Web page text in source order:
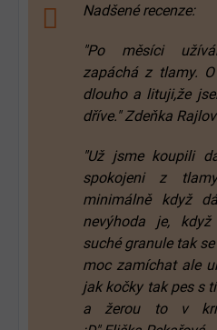
Nadšené recenze:
"Po měsíci
zapáchá z tlamy.
dlouho a lituji,že
dříve." Zdeňka
"Už jsme koupili
spokojeni z
minimálně když
nevýhoda je,
suché granule tak
moc zamíchat ale
jak kočky tak pes s
a žerou to v